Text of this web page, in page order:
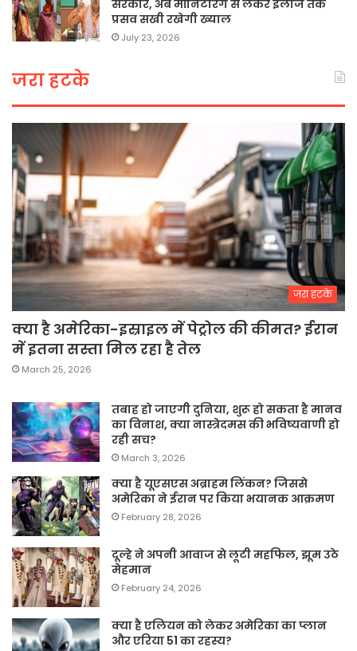
सरकार, अब मॉनिटरिंग से लेकर इलाज तक
प्रसव सखी रखेगी ख्याल
July 23, 2026
जरा हटके
जरा हटके
क्या है अमेरिका-इस्राइल में पेट्रोल की कीमत? ईरान
में इतना सस्ता मिल रहा है तेल
March 25, 2026
तबाह हो जाएगी दुनिया, शुरू हो सकता है मानव
का विनाश, क्या नास्त्रेदमस की भविष्यवाणी हो
रही सच?
March 3, 2026
क्या है यूएसएस अब्राहम लिंकन? जिससे
अमेरिका ने ईरान पर किया भयानक आक्रमण
February 28, 2026
दूल्हे ने अपनी आवाज से लूटी महफिल, झूम उठे
मेहमान
February 24, 2026
क्या है एलियन को लेकर अमेरिका का प्लान
और एरिया 51 का रहस्य?